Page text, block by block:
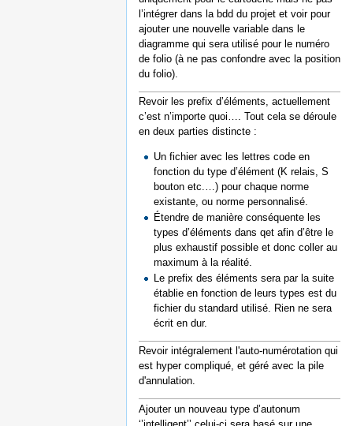
l’intégrer dans la bdd du projet et voir pour
ajouter une nouvelle variable dans le
diagramme qui sera utilisé pour le numéro
de folio (à ne pas confondre avec la position
du folio).
Revoir les prefix d’éléments, actuellement
c’est n’importe quoi…. Tout cela se déroule
en deux parties distincte :
Un fichier avec les lettres code en
fonction du type d’élément (K relais, S
bouton etc.…) pour chaque norme
existante, ou norme personnalisé.
Étendre de manière conséquente les
types d’éléments dans qet afin d’être le
plus exhaustif possible et donc coller au
maximum à la réalité.
Le prefix des éléments sera par la suite
établie en fonction de leurs types est du
fichier du standard utilisé. Rien ne sera
écrit en dur.
Revoir intégralement l'auto-numérotation qui
est hyper compliqué, et géré avec la pile
d'annulation.
Ajouter un nouveau type d’autonum